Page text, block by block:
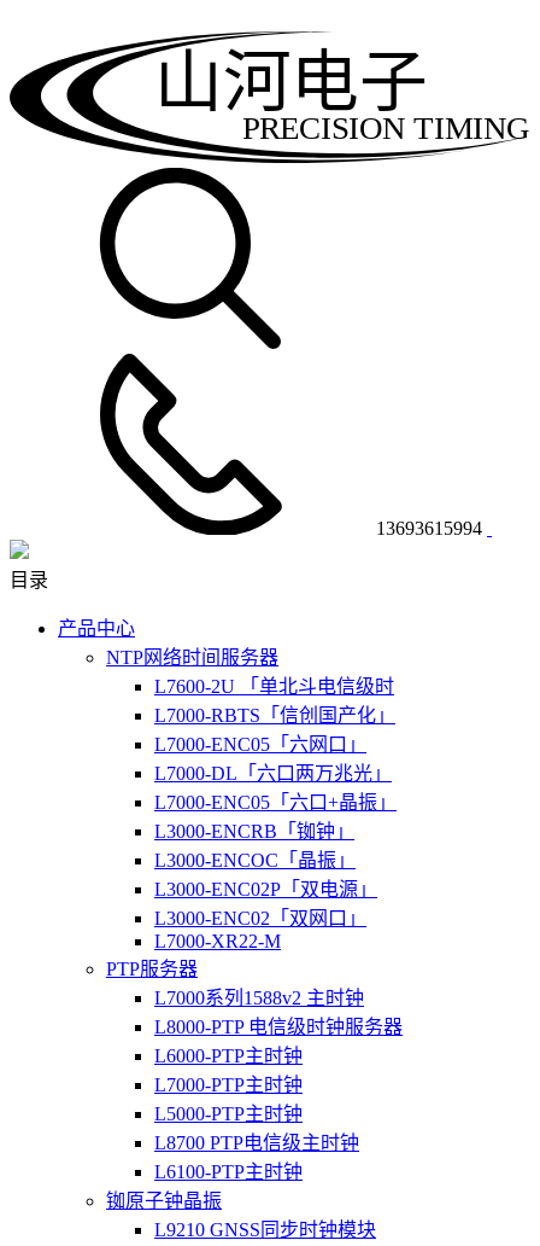
PRECISION TIMING
山河电子
13693615994
目录
产品中心
NTP网络时间服务器
L7600-2U 「单北斗电信级时
L7000-RBTS「信创国产化」
L7000-ENC05「六网口」
L7000-DL「六口两万兆光」
L7000-ENC05「六口+晶振」
L3000-ENCRB「铷钟」
L3000-ENCOC「晶振」
L3000-ENC02P「双电源」
L3000-ENC02「双网口」
L7000-XR22-M
PTP服务器
L7000系列1588v2 主时钟
L8000-PTP 电信级时钟服务器
L6000-PTP主时钟
L7000-PTP主时钟
L5000-PTP主时钟
L8700 PTP电信级主时钟
L6100-PTP主时钟
铷原子钟晶振
L9210 GNSS同步时钟模块